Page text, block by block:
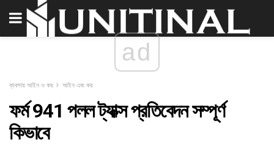
ad
ব্যবসায় আইন ও কর আইন এবং কর
ফর্ম 941 পলল ট্যাক্স প্রতিবেদন সম্পূর্ণ
কিভাবে